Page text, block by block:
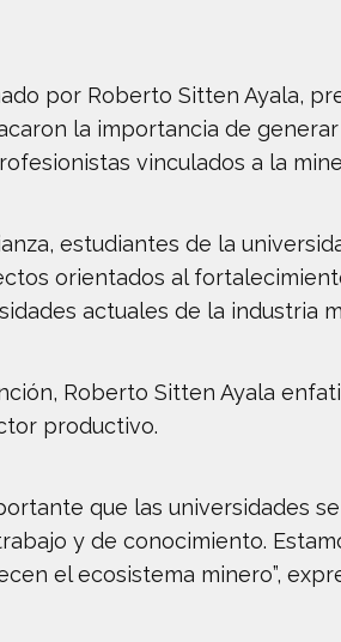
por Roberto Sitten Ayala,
la importancia de
vinculados a la
estudiantes de la
orientados al
actuales de la industria
Roberto Sitten Ayala
productivo.
que las universidades
y de conocimiento.
el ecosistema minero”,